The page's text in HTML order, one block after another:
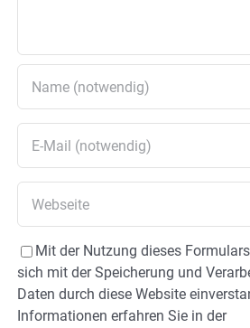
Mit der Nutzung dieses
sich mit der Speicherung und
Daten durch diese Website
Informationen erfahren Sie in der